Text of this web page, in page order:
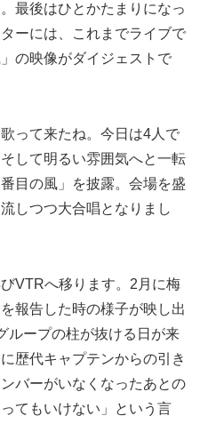
最後はひとかたまりになっ
ーには、これまでライブで
の映像がダイジェストで
って来たね。今日は4人で
して明るい雰囲気へと一転
目の風」を披露。会場を盛
しつつ大合唱となりまし
VTRへ移ります。2月に梅
報告した時の様子が映し出
ループの柱が抜ける日が来
歴代キャプテンからの引き
バーがいなくなったあとの
てもいけない」という言